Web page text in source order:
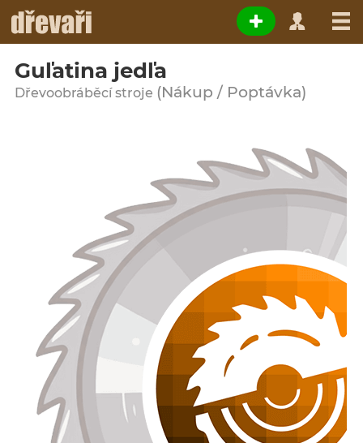
Guľatina jedľa
Dřevoobráběcí stroje (Nákup / Poptávka)